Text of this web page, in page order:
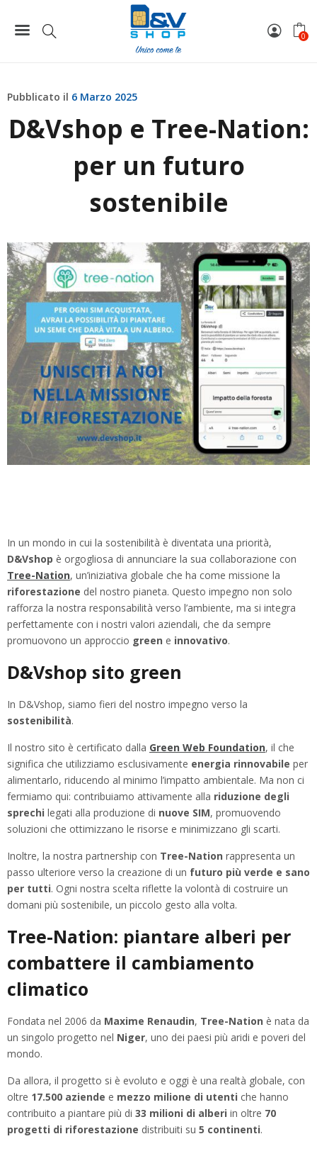
0
D&Vshop e Tree-Nation: per un futuro sostenibile
Pubblicato il 6 Marzo 2025
D&Vshop e Tree-Nation:
per un futuro
sostenibile
In un mondo in cui la sostenibilità è diventata una priorità,
D&Vshop è orgogliosa di annunciare la sua collaborazione con
Tree-Nation, un’iniziativa globale che ha come missione la
riforestazione del nostro pianeta. Questo impegno non solo
rafforza la nostra responsabilità verso l’ambiente, ma si integra
perfettamente con i nostri valori aziendali, che da sempre
promuovono un approccio green e innovativo.
D&Vshop sito green
In D&Vshop, siamo fieri del nostro impegno verso la
sostenibilità.
Il nostro sito è certificato dalla Green Web Foundation, il che
significa che utilizziamo esclusivamente energia rinnovabile per
alimentarlo, riducendo al minimo l’impatto ambientale. Ma non ci
fermiamo qui: contribuiamo attivamente alla riduzione degli
sprechi legati alla produzione di nuove SIM, promuovendo
soluzioni che ottimizzano le risorse e minimizzano gli scarti.
Inoltre, la nostra partnership con Tree-Nation rappresenta un
passo ulteriore verso la creazione di un futuro più verde e sano
per tutti. Ogni nostra scelta riflette la volontà di costruire un
domani più sostenibile, un piccolo gesto alla volta.
Tree-Nation: piantare alberi per
combattere il cambiamento
climatico
Fondata nel 2006 da Maxime Renaudin, Tree-Nation è nata da
un singolo progetto nel Niger, uno dei paesi più aridi e poveri del
mondo.
Da allora, il progetto si è evoluto e oggi è una realtà globale, con
oltre 17.500 aziende e mezzo milione di utenti che hanno
contribuito a piantare più di 33 milioni di alberi in oltre 70
progetti di riforestazione distribuiti su 5 continenti.